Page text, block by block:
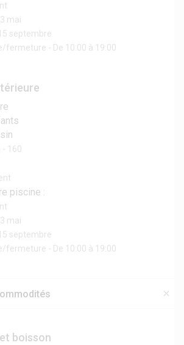
mai
septembre
fermeture - De 10:00 à 19:00
- 160
piscine :
mai
septembre
fermeture - De 10:00 à 19:00
boisson